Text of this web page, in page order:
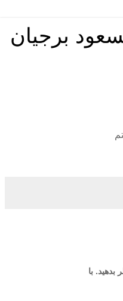
برجیان
با